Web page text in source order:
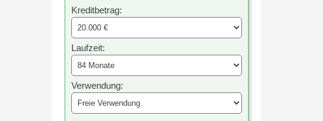
Kreditbetrag:
Laufzeit:
Verwendung: